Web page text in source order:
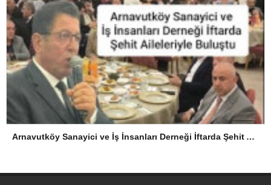
Arnavutköy Sanayici ve İş İnsanları Derneği İftarda Şehit Aileleriyle Buluştu